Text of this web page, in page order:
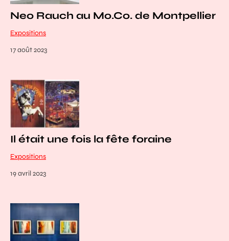
Neo Rauch au Mo.Co. de Montpellier
Expositions
17 août 2023
Il était une fois la fête foraine
Expositions
19 avril 2023